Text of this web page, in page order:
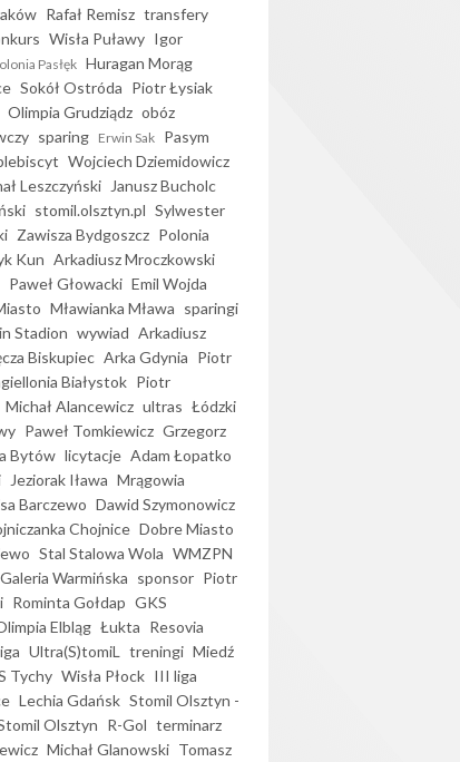
Rafał Remisz transfery
Wisła Puławy Igor
Pasłęk Huragan Morąg
Sokół Ostróda Piotr Łysiak
Olimpia Grudziądz obóz
sparing Erwin Sak Pasym
Wojciech Dziemidowicz
Leszczyński
Janusz Bucholc
stomil.olsztyn.pl Sylwester
Zawisza Bydgoszcz Polonia
Kun Arkadiusz Mroczkowski
Paweł Głowacki Emil Wojda
Mławianka Mława sparingi
Stadion wywiad Arkadiusz
Biskupiec Arka Gdynia Piotr
Białystok Piotr
Michał Alancewicz ultras Łódzki
Paweł Tomkiewicz Grzegorz
Bytów licytacje Adam Łopatko
Jeziorak Iława Mrągowia
Barczewo Dawid Szymonowicz
Chojnice Dobre Miasto
Stal Stalowa Wola WMZPN
Galeria Warmińska sponsor Piotr
Rominta Gołdap GKS
Elbląg Łukta Resovia
Ultra(S)tomiL treningi Miedź
Tychy Wisła Płock III liga
Lechia Gdańsk Stomil Olsztyn -
Olsztyn R-Gol terminarz
Michał Glanowski Tomasz